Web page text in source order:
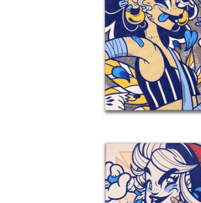
Détail 6 – Zwazo Na Pi
Détail 3 – Souvenirs De Tbilissi